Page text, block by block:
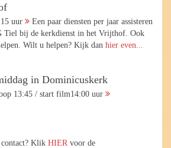
uur
Een paar diensten per jaar assisteren
Tiel bij de kerkdienst in het Vrijthof. Ook
Wilt u helpen? Kijk dan hier even...
in Dominicuskerk
13:45 / start film14:00 uur
contact? Klik HIER voor de